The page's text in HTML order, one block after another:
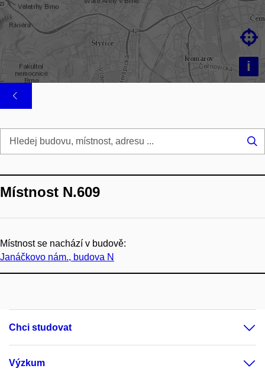
i

Místnost N.609
Místnost se nachází v budově:
Janáčkovo nám., budova N
Chci studovat
Výzkum